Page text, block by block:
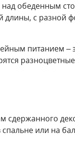
обеденным
длины, с разной
питанием –
или на